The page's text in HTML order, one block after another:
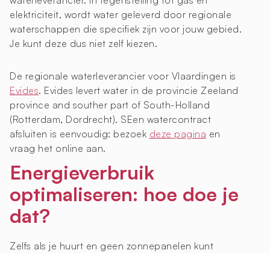
elektriciteit, wordt water geleverd door regionale
waterschappen die specifiek zijn voor jouw gebied.
Je kunt deze dus niet zelf kiezen.
De regionale waterleverancier voor Vlaardingen is
Evides. Evides levert water in de provincie Zeeland
province and souther part of South-Holland
(Rotterdam, Dordrecht). SEen watercontract
afsluiten is eenvoudig: bezoek deze pagina en
vraag het online aan.
Energieverbruik
optimaliseren: hoe doe je
dat?
Zelfs als je huurt en geen zonnepanelen kunt